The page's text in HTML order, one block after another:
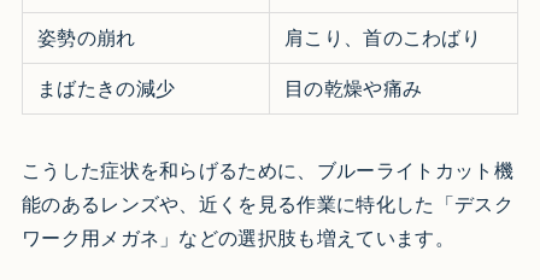
姿勢の崩れ 肩こり、首のこわばり
まばたきの減少 目の乾燥や痛み
こうした症状を和らげるために、ブルーライトカット機
能のあるレンズや、近くを見る作業に特化した「デスク
ワーク用メガネ」などの選択肢も増えています。